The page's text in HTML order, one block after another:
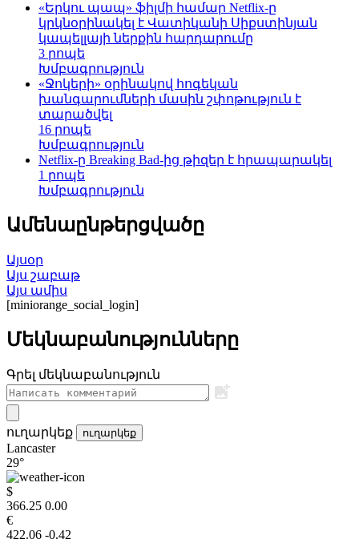
«Երկու պապ» ֆիլմի համար Netflix-ը
կրկնօրինակել է Վատիկանի Սիքստինյան
կապելլայի ներքին հարդարումը
3 րոպե
Խմբագրություն
«Ջոկերի» օրինակով հոգեկան
խանգարումների մասին շփոթություն է
տարածվել
16 րոպե
Խմբագրություն
Netflix-ը Breaking Bad-ից թիզեր է հրապարակել
1 րոպե
Խմբագրություն
Ամենաընթերցվածը
Այսօր
Այս շաբաթ
Այս ամիս
[miniorange_social_login]
Մեկնաբանությունները
Գրել մեկնաբանություն
ուղարկեք ուղարկեք
Lancaster
29°
$
366.25 0.00
€
422.06 -0.42